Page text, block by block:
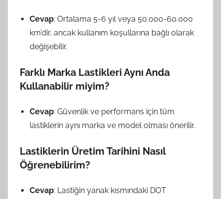
Cevap: Ortalama 5-6 yıl veya 50.000-60.000
km’dir, ancak kullanım koşullarına bağlı olarak
değişebilir.
Farklı Marka Lastikleri Aynı Anda
Kullanabilir miyim?
Cevap: Güvenlik ve performans için tüm
lastiklerin aynı marka ve model olması önerilir.
Lastiklerin Üretim Tarihini Nasıl
Öğrenebilirim?
Cevap: Lastiğin yanak kısmındaki DOT